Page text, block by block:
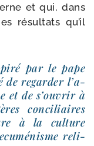
et qui, dans
résul­tats qu’il
par le pape
de regar­der l’a­
et de s’ou­vrir à
conci­liaires
à la culture
reli­